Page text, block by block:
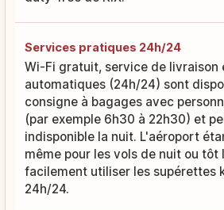
Services pratiques 24h/24
Wi-Fi gratuit, service de livraison
automatiques (24h/24) sont
consigne à bagages avec
(par exemple 6h30 à 22h30) et
indisponible la nuit. L'aéroport
même pour les vols de nuit ou tôt
facilement utiliser les supérettes
24h/24.